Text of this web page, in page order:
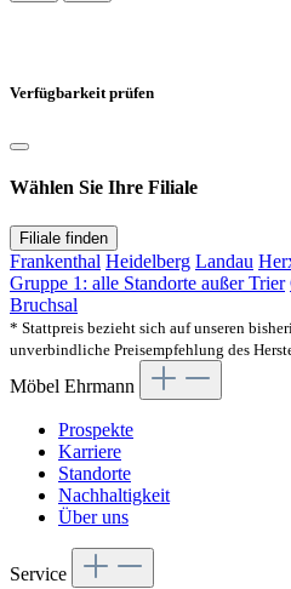
Verfügbarkeit prüfen
Wählen Sie Ihre Filiale
Filiale finden
Frankenthal Heidelberg Landau
Gruppe 1: alle Standorte außer Trier
Bruchsal
* Stattpreis bezieht sich auf unseren
unverbindliche Preisempfehlung des
Möbel Ehrmann
Prospekte
Karriere
Standorte
Nachhaltigkeit
Über uns
Service